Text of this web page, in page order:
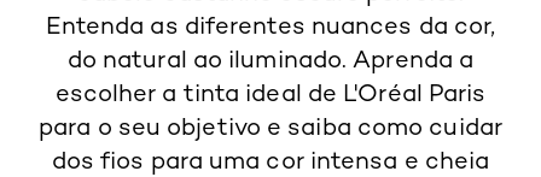
Entenda as diferentes nuances da cor,
do natural ao iluminado. Aprenda a
escolher a tinta ideal de L'Oréal Paris
para o seu objetivo e saiba como cuidar
dos fios para uma cor intensa e cheia